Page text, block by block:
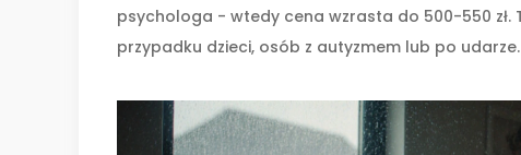
psychologa - wtedy cena wzrasta do 500-550 zł.
przypadku dzieci, osób z autyzmem lub po udarze.